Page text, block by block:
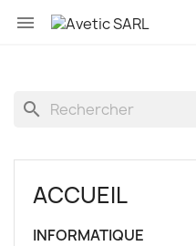

search
ACCUEIL
INFORMATIQUE